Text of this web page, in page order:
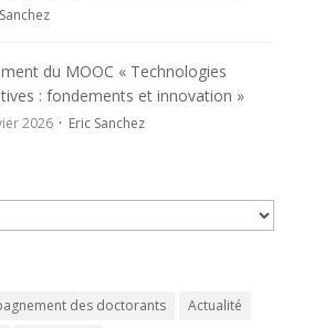
du MOOC « Technologies
: fondements et innovation »
2026 Eric Sanchez
des doctorants
Actualité